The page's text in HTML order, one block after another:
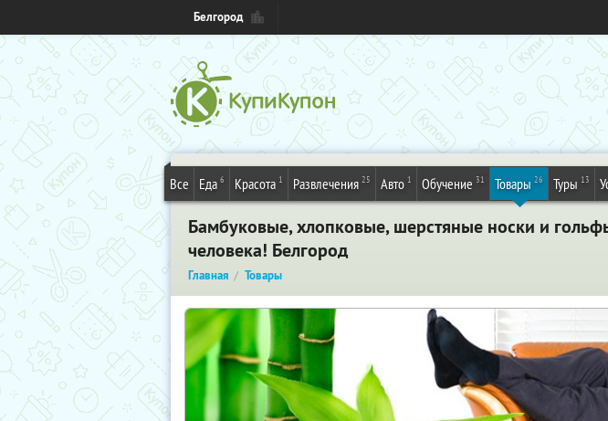
Белгород
Все Еда 6 Красота 1 Развлечения 25 Авто 1 Обучение 31 Товары 26 Туры 13
Бамбуковые, хлопковые, шерстяные носки и
человека! Белгород
Главная Товары